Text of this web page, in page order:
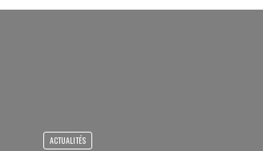
ACTUALITÉS